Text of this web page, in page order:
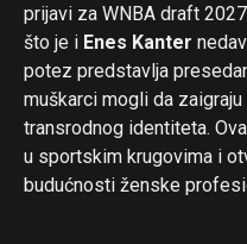
prijavi za WNBA draft
što je i Enes Kanter
potez predstavlja
muškarci mogli da zaigraju
transrodnog identiteta.
u sportskim krugovima i
budućnosti ženske